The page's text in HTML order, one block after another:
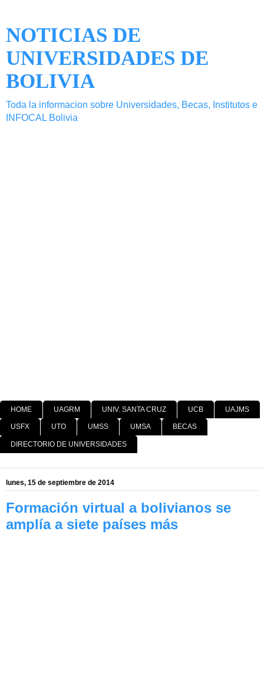
NOTICIAS DE
UNIVERSIDADES DE
BOLIVIA
Toda la informacion sobre Universidades, Becas, Institutos e
INFOCAL Bolivia
HOME UAGRM UNIV. SANTA CRUZ UCB UAJMS
USFX UTO UMSS UMSA BECAS
DIRECTORIO DE UNIVERSIDADES
lunes, 15 de septiembre de 2014
Formación virtual a bolivianos se
amplía a siete países más